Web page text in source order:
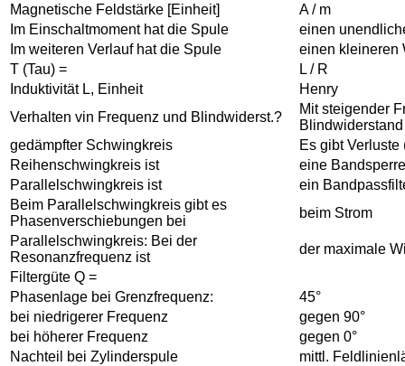
Magnetische Feldstärke [Einheit]
A / m
Im Einschaltmoment hat die Spule
einen
Im weiteren Verlauf hat die Spule
einen kleineren
T (Tau) =
L / R
Induktivität L, Einheit
Henry
Verhalten vin Frequenz und Blindwiderst.?
Mit steigender
gedämpfter Schwingkreis
Es gibt Verluste
Reihenschwingkreis ist
eine Bandsperre
Parallelschwingkreis ist
ein
Beim Parallelschwingkreis gibt es
Phasenverschiebungen bei
beim Strom
Parallelschwingkreis: Bei der
Resonanzfrequenz ist
der maximale
Filtergüte Q =
Phasenlage bei Grenzfrequenz:
45°
bei niedrigerer Frequenz
gegen 90°
bei höherer Frequenz
gegen 0°
Nachteil bei Zylinderspule
mittl.